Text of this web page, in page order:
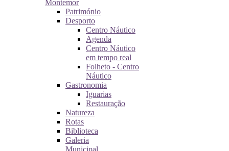
Montemor
Património
Desporto
Centro Náutico
Agenda
Centro Náutico
em tempo real
Folheto - Centro
Náutico
Gastronomia
Iguarias
Restauração
Natureza
Rotas
Biblioteca
Galeria
Municipal